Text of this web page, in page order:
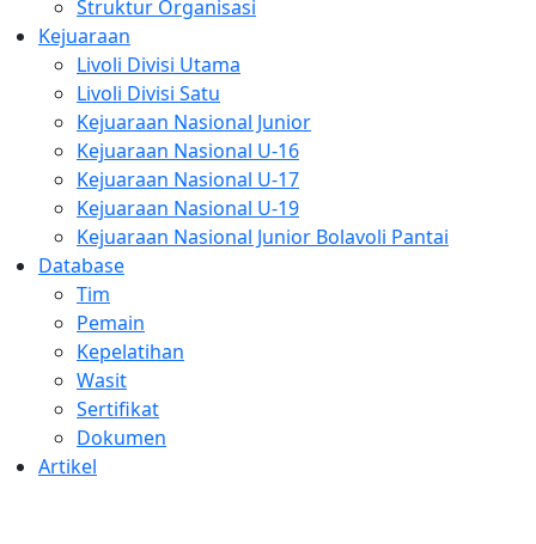
Struktur Organisasi
Kejuaraan
Livoli Divisi Utama
Livoli Divisi Satu
Kejuaraan Nasional Junior
Kejuaraan Nasional U-16
Kejuaraan Nasional U-17
Kejuaraan Nasional U-19
Kejuaraan Nasional Junior Bolavoli Pantai
Database
Tim
Pemain
Kepelatihan
Wasit
Sertifikat
Dokumen
Artikel